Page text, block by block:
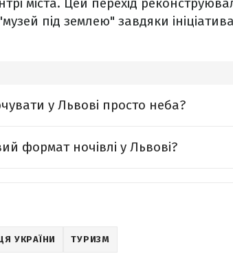
під землею" завдяки
у Львові просто неба?
формат ночівлі у Львові?
УКРАЇНИ ТУРИЗМ